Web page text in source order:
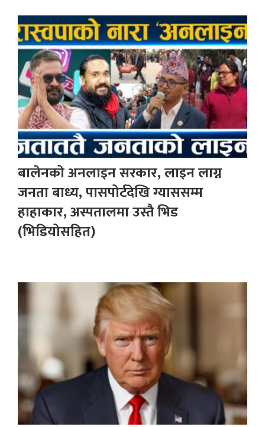
बालेनको अनलाइन सरकार, लाइन लाग्न
जनता बाध्य, पासपोर्टदेखि ग्याससम्म
हाहाकार, अस्पतालमा उस्तै भिड
(भिडियोसहित)